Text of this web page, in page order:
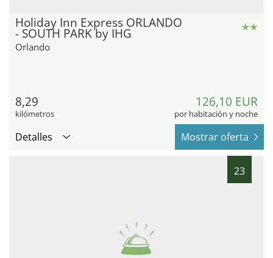
Holiday Inn Express ORLANDO
- SOUTH PARK by IHG
Orlando
8,29
kilómetros
126,10 EUR
por habitación y noche
Detalles Mostrar oferta
23